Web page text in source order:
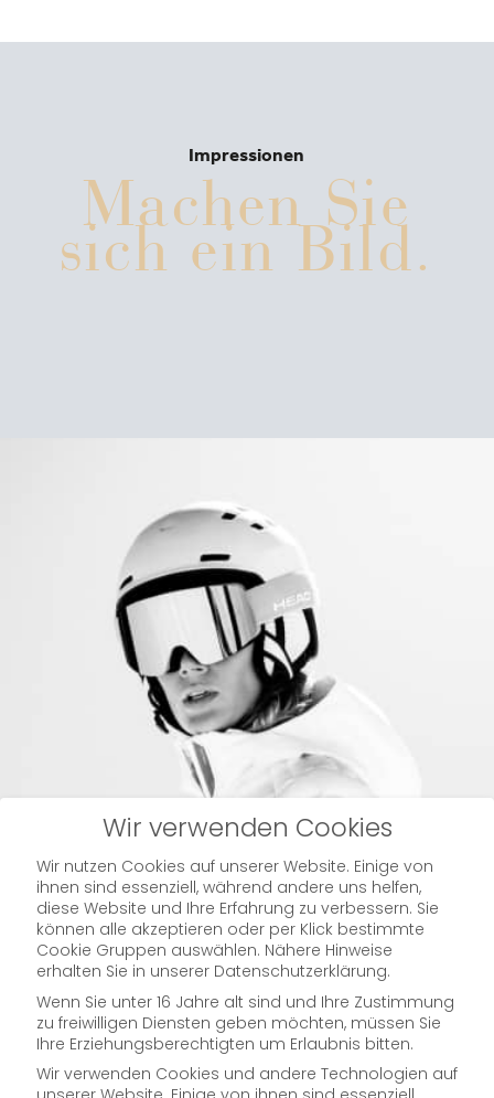
Impressionen
Machen Sie
sich ein Bild.
Life
is
better
Wir verwenden Cookies
Wir nutzen Cookies auf unserer Website. Einige von
ihnen sind essenziell, während andere uns helfen,
diese Website und Ihre Erfahrung zu verbessern. Sie
können alle akzeptieren oder per Klick bestimmte
Cookie Gruppen auswählen. Nähere Hinweise
erhalten Sie in unserer Datenschutzerklärung.
Wenn Sie unter 16 Jahre alt sind und Ihre Zustimmung
zu freiwilligen Diensten geben möchten, müssen Sie
Ihre Erziehungsberechtigten um Erlaubnis bitten.
Wir verwenden Cookies und andere Technologien auf